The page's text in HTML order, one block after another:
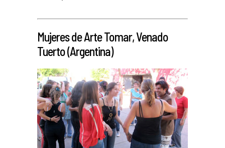
Mujeres de Arte Tomar, Venado
Tuerto (Argentina)